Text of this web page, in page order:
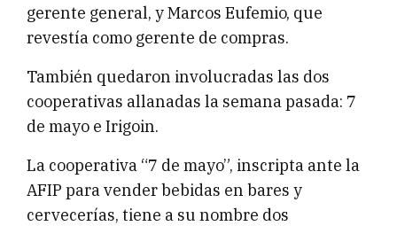
gerente general, y Marcos Eufemio, que
revestía como gerente de compras.
También quedaron involucradas las dos
cooperativas allanadas la semana pasada: 7
de mayo e Irigoin.
La cooperativa “7 de mayo”, inscripta ante la
AFIP para vender bebidas en bares y
cervecerías, tiene a su nombre dos